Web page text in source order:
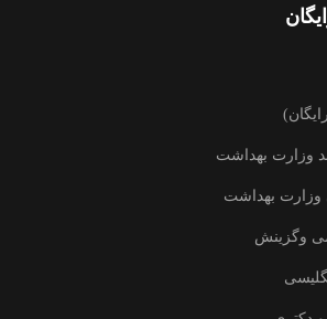
وزارت بهداشت
بهداشت
وگزینش